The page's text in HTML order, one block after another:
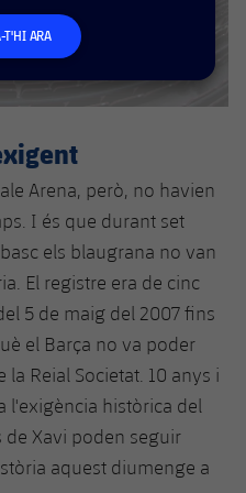
T'HI ARA
Arena, però, no havien
I és que durant set
els blaugrana no van
El registre era de cinc
5 de maig del 2007 fins
el Barça no va poder
Reial Societat. 10 anys i
l'exigència històrica del
de Xavi poden seguir
aquest diumenge a